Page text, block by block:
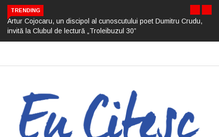
TRENDING
Artur Cojocaru, un discipol al cunoscutului poet Dumitru Crudu,
invită la Clubul de lectură „Troleibuzul 30”